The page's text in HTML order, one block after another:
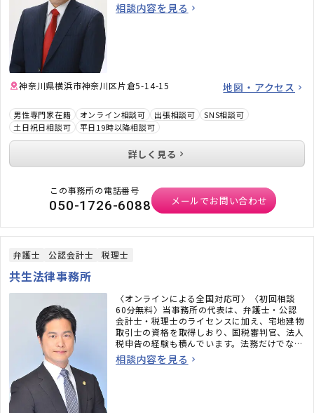
相談内容を見る
神奈川県横浜市神奈川区片倉5-14-15 地図・アクセス
男性専門家在籍 オンライン相談可 出張相談可
SNS相談可
土日祝日相談可
平日19時以降相談可
詳しく見る
この事務所の電話番号
050-1726-6088 メールでお問い合わせ
弁護士 公認会計士 税理士
共生法律事務所
〈オンラインによる全国対応可〉〈初回相談
60分無料〉当事務所の代表は、弁護士・公認
会計士・税理士のライセンスに加え、宅地建物
取引士の資格を取得しおり、国税審判官、法人
税申告の経験も積んでいます。法務だけでな
く、税務のことまで考えた包括的なサポートを
ご提供いたします。不動産・相続でお困りの
相談内容を見る